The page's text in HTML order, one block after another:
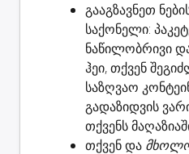
გააგზავნეთ
საქონელი:
ნაწილობრივი
ჰეი, თქვენ
საზღვაო
გადაზიდვის
თქვენს
თქვენ და